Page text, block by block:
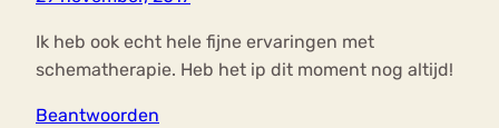
Ik heb ook echt hele fijne ervaringen met
schematherapie. Heb het ip dit moment nog altijd!
Beantwoorden